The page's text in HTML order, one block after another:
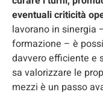
eventuali criticità
lavorano in sinergia
formazione – è
davvero efficiente e
sa valorizzare le
mezzi è un passo